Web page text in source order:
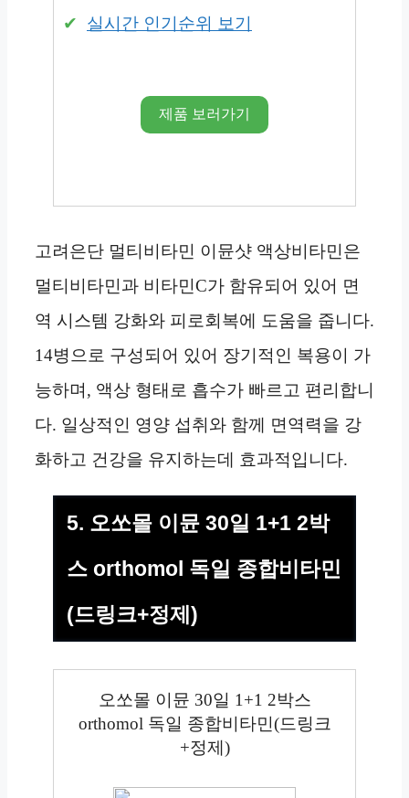
실시간 인기순위 보기
제품 보러가기
고려은단 멀티비타민 이뮨샷 액상비타민은
멀티비타민과 비타민C가 함유되어 있어 면
역 시스템 강화와 피로회복에 도움을 줍니다.
14병으로 구성되어 있어 장기적인 복용이 가
능하며, 액상 형태로 흡수가 빠르고 편리합니
다. 일상적인 영양 섭취와 함께 면역력을 강
화하고 건강을 유지하는데 효과적입니다.
5. 오쏘몰 이뮨 30일 1+1 2박
스 orthomol 독일 종합비타민
(드링크+정제)
오쏘몰 이뮨 30일 1+1 2박스
orthomol 독일 종합비타민(드링크
+정제)